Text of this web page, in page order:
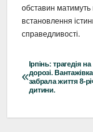
обставин
встановлення
справедливості.
Навігація
записів
Ірпінь: трагедія на
дорозі. Вантажівка
забрала життя 8-
дитини.